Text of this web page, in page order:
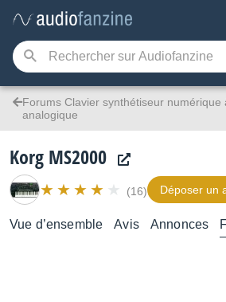
Forums Clavier synthétiseur numérique
analogique
Korg MS2000
(16) Déposer un
Vue d’ensemble Avis Annonces